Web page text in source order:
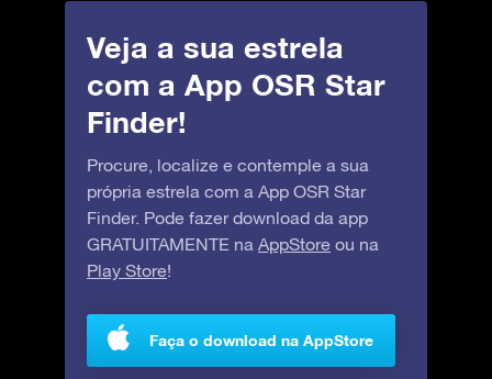
Veja a sua estrela
com a App OSR Star
Finder!
Procure, localize e contemple a sua
própria estrela com a App OSR Star
Finder. Pode fazer download da app
GRATUITAMENTE na AppStore ou na
Play Store!
Faça o download na AppStore